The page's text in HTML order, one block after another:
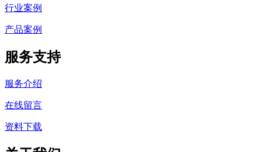
行业案例
产品案例
服务支持
服务介绍
在线留言
资料下载